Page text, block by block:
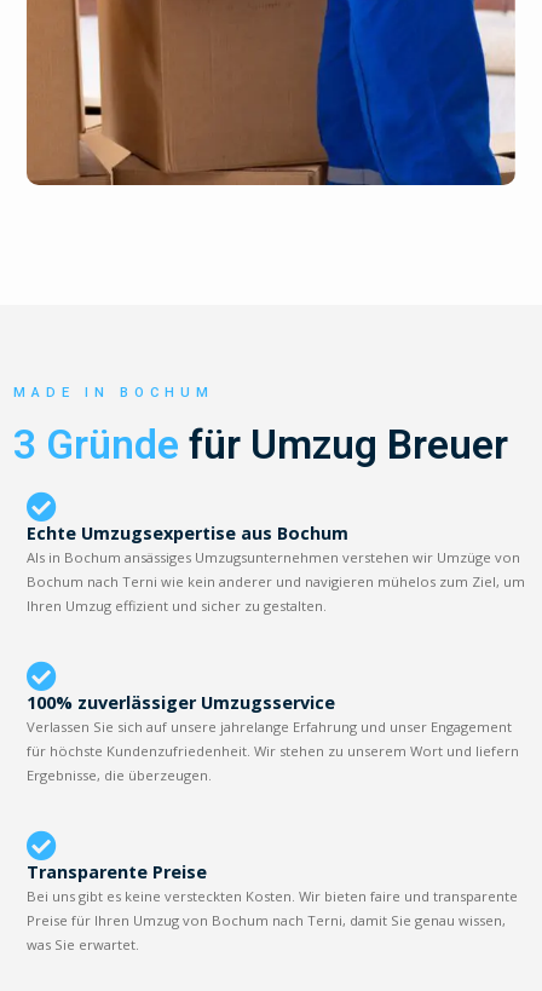
MADE IN BOCHUM
3 Gründe für Umzug Breuer
Echte Umzugsexpertise aus Bochum
Als in Bochum ansässiges Umzugsunternehmen verstehen wir Umzüge von
Bochum nach Terni wie kein anderer und navigieren mühelos zum Ziel, um
Ihren Umzug effizient und sicher zu gestalten.
100% zuverlässiger Umzugsservice
Verlassen Sie sich auf unsere jahrelange Erfahrung und unser Engagement
für höchste Kundenzufriedenheit. Wir stehen zu unserem Wort und liefern
Ergebnisse, die überzeugen.
Transparente Preise
Bei uns gibt es keine versteckten Kosten. Wir bieten faire und transparente
Preise für Ihren Umzug von Bochum nach Terni, damit Sie genau wissen,
was Sie erwartet.